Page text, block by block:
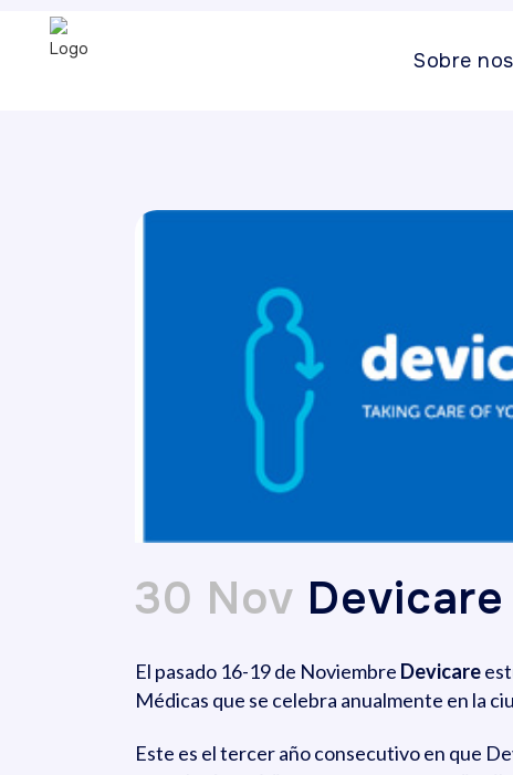
Sobre
30 Nov
El pasado 16-19 de Noviembre Devicare
Médicas que se celebra anualmente en la
Este es el tercer año consecutivo en que